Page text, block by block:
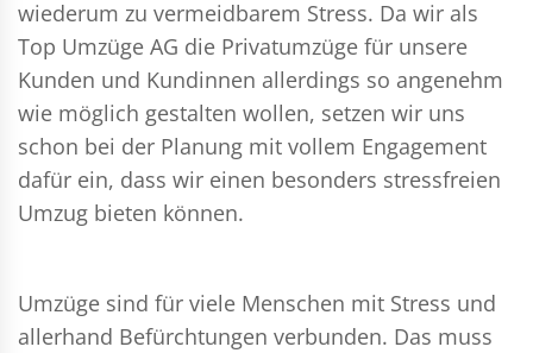
wiederum zu vermeidbarem Stress. Da wir als
Top Umzüge AG die Privatumzüge für unsere
Kunden und Kundinnen allerdings so angenehm
wie möglich gestalten wollen, setzen wir uns
schon bei der Planung mit vollem Engagement
dafür ein, dass wir einen besonders stressfreien
Umzug bieten können.
Umzüge sind für viele Menschen mit Stress und
allerhand Befürchtungen verbunden. Das muss